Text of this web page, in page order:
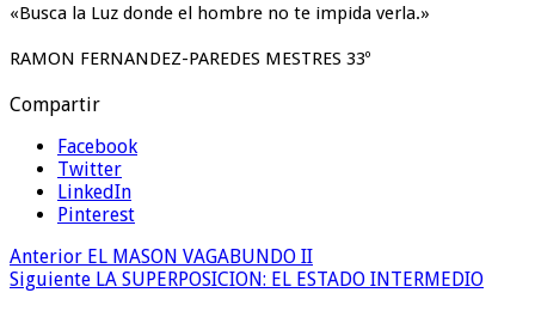
«Busca la Luz donde el hombre no te impida verla.»
RAMON FERNANDEZ-PAREDES MESTRES 33º
Compartir
Facebook
Twitter
LinkedIn
Pinterest
Anterior EL MASON VAGABUNDO II
Siguiente LA SUPERPOSICION: EL ESTADO INTERMEDIO